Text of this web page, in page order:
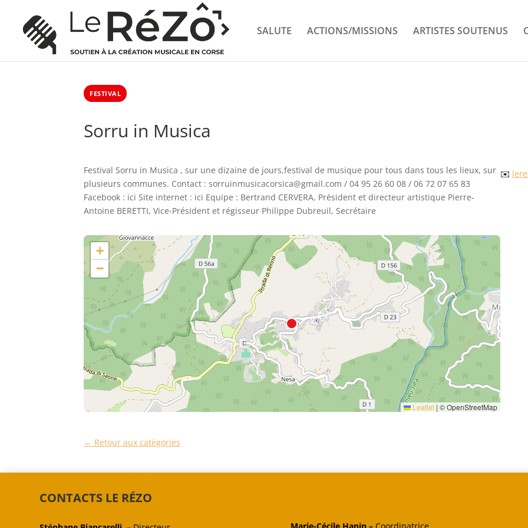
SALUTE ACTIONS/MISSIONS ARTISTES SOUTENUS
FESTIVAL
Sorru in Musica
Festival Sorru in Musica , sur une dizaine de jours,festival de musique pour tous dans tous les lieux, sur
plusieurs communes. Contact : sorruinmusicacorsica@gmail.com / 04 95 26 60 08 / 06 72 07 65 83
Facebook : ici Site internet : ici Equipe : Bertrand CERVERA, Président et directeur artistique Pierre-
Antoine BERETTI, Vice-Président et régisseur Philippe Dubreuil, Secrétaire
+
−
Leaflet | © OpenStreetMap
✉️
← Retour aux catégories
CONTACTS LE RÉZO